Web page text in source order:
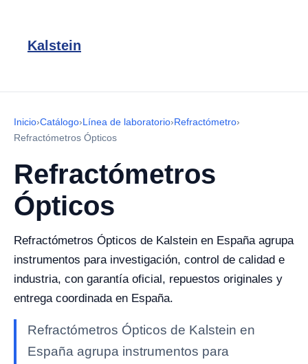
Kalstein
Inicio›Catálogo›Línea de laboratorio›Refractómetro›
Refractómetros Ópticos
Refractómetros
Ópticos
Refractómetros Ópticos de Kalstein en España agrupa
instrumentos para investigación, control de calidad e
industria, con garantía oficial, repuestos originales y
entrega coordinada en España.
Refractómetros Ópticos de Kalstein en
España agrupa instrumentos para